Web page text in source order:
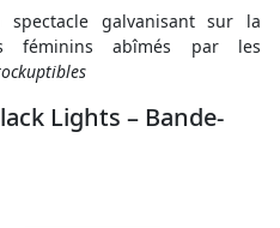
spectacle galvanisant sur la
féminins abîmés par les
Lights – Bande-